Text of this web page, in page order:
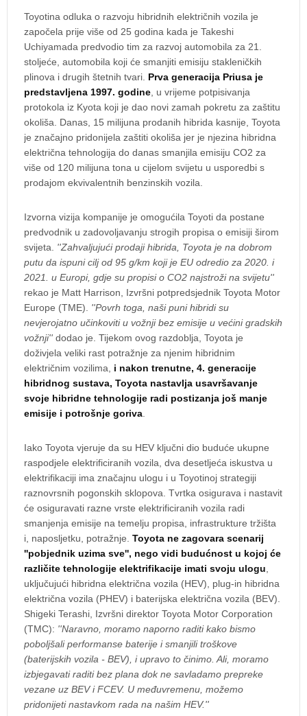
Toyotina odluka o razvoju hibridnih električnih vozila je
započela prije više od 25 godina kada je Takeshi
Uchiyamada predvodio tim za razvoj automobila za 21.
stoljeće, automobila koji će smanjiti emisiju stakleničkih
plinova i drugih štetnih tvari. Prva generacija Priusa je
predstavljena 1997. godine , u vrijeme potpisivanja
protokola iz Kyota koji je dao novi zamah pokretu za zaštitu
okoliša. Danas, 15 milijuna prodanih hibrida kasnije, Toyota
je značajno pridonijela zaštiti okoliša jer je njezina hibridna
električna tehnologija do danas smanjila emisiju CO2 za
više od 120 milijuna tona u cijelom svijetu u usporedbi s
prodajom ekvivalentnih benzinskih vozila.
Izvorna vizija kompanije je omogućila Toyoti da postane
predvodnik u zadovoljavanju strogih propisa o emisiji širom
svijeta. ''Zahvaljujući prodaji hibrida, Toyota je na dobrom
putu da ispuni cilj od 95 g/km koji je EU odredio za 2020. i
2021. u Europi, gdje su propisi o CO2 najstroži na svijetu''
rekao je Matt Harrison, Izvršni potpredsjednik Toyota Motor
Europe (TME). ''Povrh toga, naši puni hibridi su
nevjerojatno učinkoviti u vožnji bez emisije u većini gradskih
vožnji'' dodao je. Tijekom ovog razdoblja, Toyota je
doživjela veliki rast potražnje za njenim hibridnim
električnim vozilima,
i nakon trenutne, 4. generacije
hibridnog sustava, Toyota nastavlja usavršavanje
svoje hibridne tehnologije radi postizanja još manje
emisije i potrošnje goriva
Iako Toyota vjeruje da su HEV ključni dio buduće ukupne
raspodjele elektrificiranih vozila, dva desetljeća iskustva u
elektrifikaciji ima značajnu ulogu i u Toyotinoj strategiji
raznovrsnih pogonskih sklopova. Tvrtka osigurava i nastavit
će osiguravati razne vrste elektrificiranih vozila radi
smanjenja emisije na temelju propisa, infrastrukture tržišta
i, naposljetku, potražnje. Toyota ne zagovara scenarij
''pobjednik uzima sve'', nego vidi budućnost u kojoj će
različite tehnologije elektrifikacije imati svoju ulogu
uključujući hibridna električna vozila (HEV), plug-in hibridna
električna vozila (PHEV) i baterijska električna vozila (BEV).
Shigeki Terashi, Izvršni direktor Toyota Motor Corporation
(TMC): ''Naravno, moramo naporno raditi kako bismo
poboljšali performanse baterije i smanjili troškove
(baterijskih vozila - BEV), i upravo to činimo. Ali, moramo
izbjegavati raditi bez plana dok ne savladamo prepreke
vezane uz BEV i FCEV. U međuvremenu, možemo
pridonijeti nastavkom rada na našim HEV.''